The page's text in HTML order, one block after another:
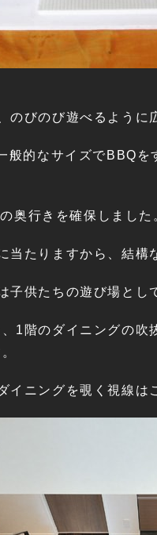
のびのび遊べるように
般的なサイズでBBQ
奥行きを確保しました
当たりますから、結構
子供たちの遊び場とし
1階のダイニングの
イニングを覗く視線は